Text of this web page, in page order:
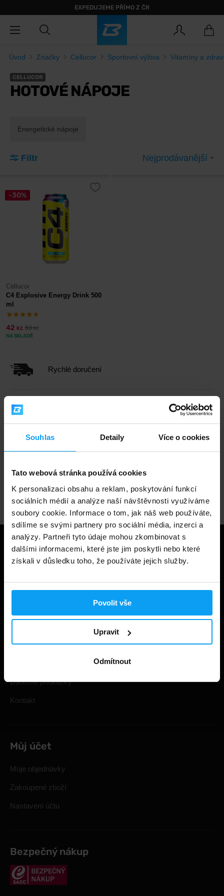
Souhlas Detaily Více o cookies
Tato webová stránka používá cookies
K personalizaci obsahu a reklam, poskytování funkcí
sociálních médií a analýze naší návštěvnosti využíváme
soubory cookie. Informace o tom, jak náš web používáte,
sdílíme se svými partnery pro sociální média, inzerci a
analýzy. Partneři tyto údaje mohou zkombinovat s
dalšími informacemi, které jste jim poskytli nebo které
získali v důsledku toho, že používáte jejich služby.
Povolit vše
Upravit
Odmítnout
EXPEDUJEME PŘÍMO Z ČR
Úvod Značky Cellucor Sportovní výživa Vitamíny a
CELLUCOR
HOTOVÉ NÁPOJE
Energetické nápoje
Filtr Nejprodávanější
-30%
Cellucor
C4 Explosive Energy Drink 500
ml
42 Kč 60Kč
NA SKLADĚ
Rychlé doručení
1.000.000+ objednávek
Odborné poradenství
Užitečné informace
Obchodní podmínky
Odstoupení od smlouvy
Dárkové poukázky
Kontakt
Můj účet
Moje objednávky
Zakoupené zboží
Nastavení účtu
Bezpečný nákup